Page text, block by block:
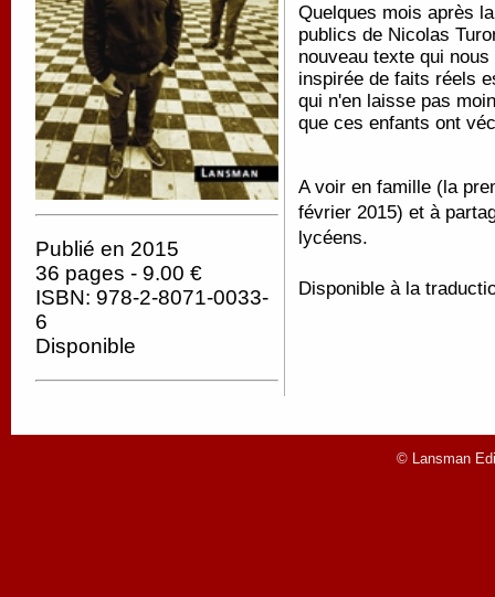
Publié en 2015
36 pages - 9.00 €
ISBN: 978-2-8071-0033-
6
Disponible
Quelques mois après
publics de Nicolas
nouveau texte qui
inspirée de faits réels
qui n'en laisse pas
que ces enfants ont
A voir en famille (la
février 2015) et à
lycéens.
Disponible à la
© Lansman